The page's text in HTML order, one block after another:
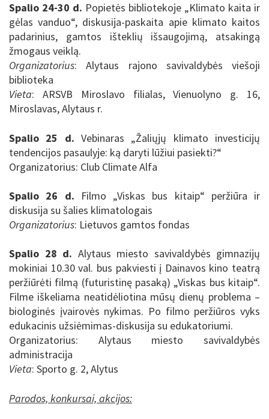
Spalio 24-30 d. Popietės bibliotekoje „Klimato kaita ir
gėlas vanduo“, diskusija-paskaita apie klimato kaitos
padarinius, gamtos išteklių išsaugojimą, atsakingą
žmogaus veiklą.
Organizatorius:Alytaus rajono savivaldybės viešoji
biblioteka
Vieta: ARSVB Miroslavo filialas, Vienuolyno g. 16,
Miroslavas, Alytaus r.
Spalio 25 d. Vebinaras „Žaliųjų klimato investicijų
tendencijos pasaulyje: ką daryti lūžiui pasiekti?“
Organizatorius: Club Climate Alfa
Spalio 26 d. Filmo „Viskas bus kitaip“ peržiūra ir
diskusija su šalies klimatologais
Organizatorius: Lietuvos gamtos fondas
Spalio 28 d. Alytaus miesto savivaldybės gimnazijų
mokiniai 10.30 val. bus pakviesti į Dainavos kino teatrą
peržiūrėti filmą (futuristinę pasaką) „Viskas bus kitaip“.
Filme iškeliama neatidėliotina mūsų dienų problema –
biologinės įvairovės nykimas. Po filmo peržiūros vyks
edukacinis užsiėmimas-diskusija su edukatoriumi.
Organizatorius: Alytaus miesto savivaldybės
administracija
Vieta: Sporto g. 2, Alytus
Parodos, konkursai, akcijos: